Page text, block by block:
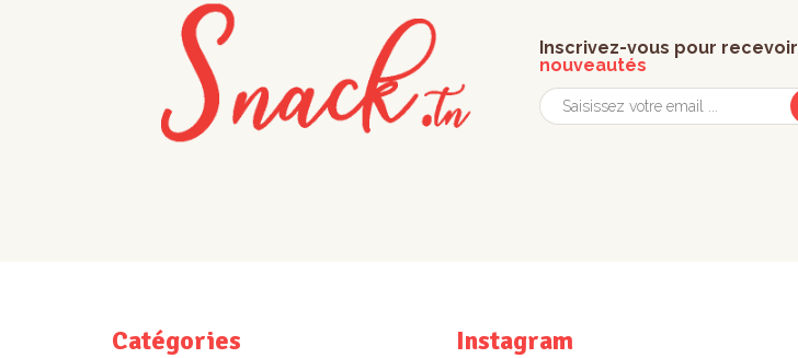
Inscrivez-vous pour recevoir
nouveautés
Catégories Instagram